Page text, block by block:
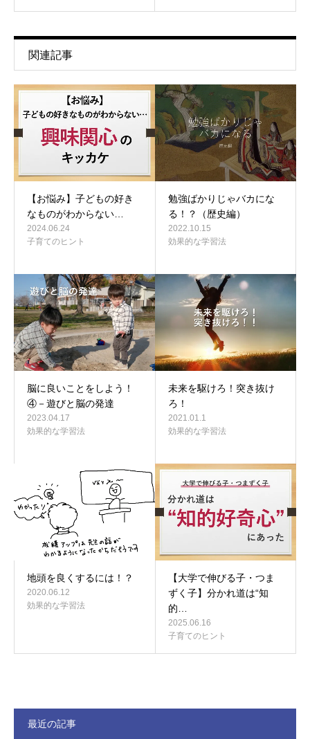
関連記事
【お悩み】子どもの好き
なものがわからない…
2024.06.24
子育てのヒント
勉強ばかりじゃバカにな
る！？（歴史編）
2022.10.15
効果的な学習法
脳に良いことをしよう！
④－遊びと脳の発達
2023.04.17
効果的な学習法
未来を駆けろ！突き抜け
ろ！
2021.01.1
効果的な学習法
地頭を良くするには！？
2020.06.12
効果的な学習法
【大学で伸びる子・つま
ずく子】分かれ道は“知
的…
2025.06.16
子育てのヒント
最近の記事